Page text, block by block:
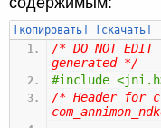
[копировать] [скачать]
/* DO NOT
generated */
#include
/* Header for